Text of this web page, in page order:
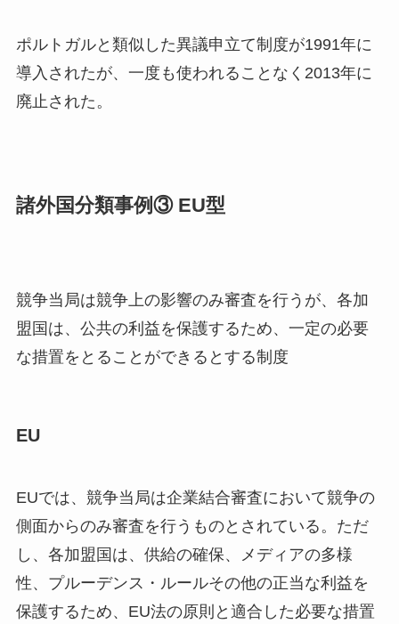
ポルトガルと類似した異議申立て制度が1991年に
導入されたが、一度も使われることなく2013年に
廃止された。
諸外国分類事例③ EU型
競争当局は競争上の影響のみ審査を行うが、各加
盟国は、公共の利益を保護するため、一定の必要
な措置をとることができるとする制度
EU
EUでは、競争当局は企業結合審査において競争の
側面からのみ審査を行うものとされている。ただ
し、各加盟国は、供給の確保、メディアの多様
性、プルーデンス・ルールその他の正当な利益を
保護するため、EU法の原則と適合した必要な措置